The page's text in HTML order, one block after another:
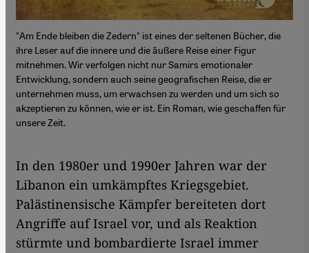
"Am Ende bleiben die Zedern" ist eines der seltenen Bücher, die
ihre Leser auf die innere und die äußere Reise einer Figur
mitnehmen. Wir verfolgen nicht nur Samirs emotionaler
Entwicklung, sondern auch seine geografischen Reise, die er
unternehmen muss, um erwachsen zu werden und um sich so
akzeptieren zu können, wie er ist. Ein Roman, wie geschaffen für
unsere Zeit.
In den 1980er und 1990er Jahren war der
Libanon ein umkämpftes Kriegsgebiet.
Palästinensische Kämpfer bereiteten dort
Angriffe auf Israel vor, und als Reaktion
stürmte und bombardierte Israel immer